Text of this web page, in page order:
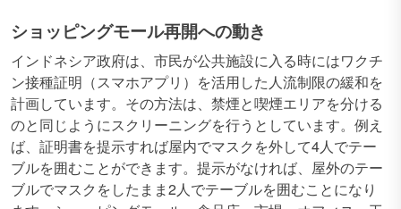
ショッピングモール再開への動き
インドネシア政府は、市民が公共施設に入る時にはワクチ
ン接種証明（スマホアプリ）を活用した人流制限の緩和を
計画しています。その方法は、禁煙と喫煙エリアを分ける
のと同じようにスクリーニングを行うとしています。例え
ば、証明書を提示すれば屋内でマスクを外して4人でテー
ブルを囲むことができます。提示がなければ、屋外のテー
ブルでマスクをしたまま2人でテーブルを囲むことになり